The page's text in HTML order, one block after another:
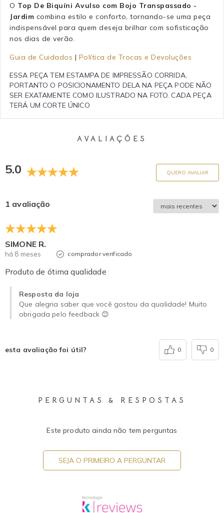
O Top De Biquíni Avulso com Bojo Transpassado -
Jardim combina estilo e conforto, tornando-se uma peça
indispensável para quem deseja brilhar com sofisticação
nos dias de verão.
Guia de Cuidados | Política de Trocas e Devoluções
ESSA PEÇA TEM ESTAMPA DE IMPRESSÃO CORRIDA,
PORTANTO O POSICIONAMENTO DELA NA PEÇA PODE NÃO
SER EXATAMENTE COMO ILUSTRADO NA FOTO. CADA PEÇA
TERÁ UM CORTE ÚNICO
AVALIAÇÕES
5.0 QUERO AVALIAR
1 avaliação
SIMONE R.
há 8 meses comprador verificado
Produto de ótima qualidade
Resposta da loja
Que alegria saber que você gostou da qualidade! Muito
obrigada pelo feedback 😊
esta avaliação foi útil? 0 0
PERGUNTAS & RESPOSTAS
Este produto ainda não tem perguntas
SEJA O PRIMEIRO A PERGUNTAR